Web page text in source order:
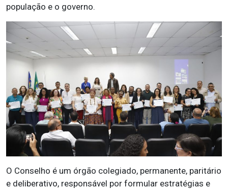
população e o governo.
O Conselho é um órgão colegiado, permanente, paritário
e deliberativo, responsável por formular estratégias e